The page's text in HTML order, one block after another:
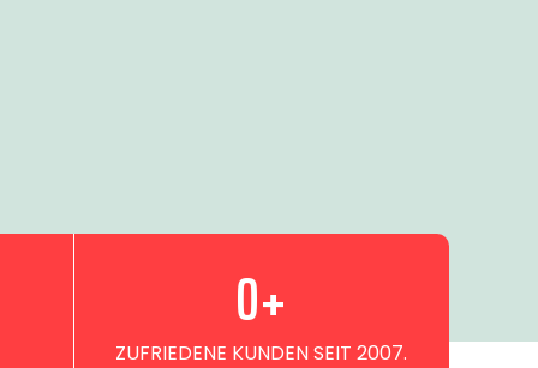
ZUFRIEDENE KUNDEN SEIT 2007.
0+